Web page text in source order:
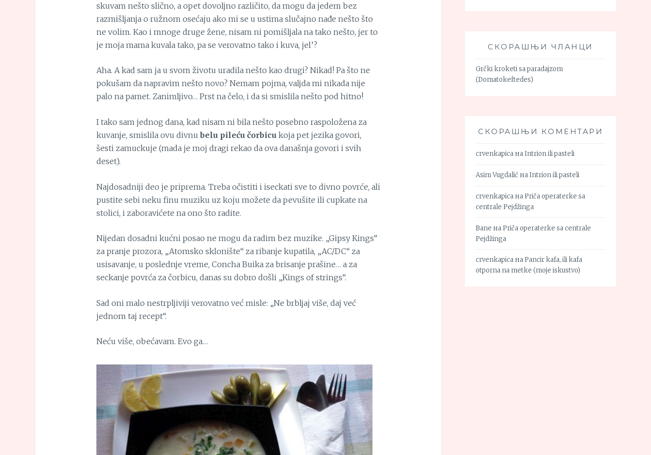
skuvam nešto slično, a opet dovoljno različito, da mogu da jedem bez
razmišljanja o ružnom osećaju ako mi se u ustima slučajno nađe nešto što
ne volim. Kao i mnoge druge žene, nisam ni pomišljala na tako nešto, jer to
je moja mama kuvala tako, pa se verovatno tako i kuva, jel’?
Aha. A kad sam ja u svom životu uradila nešto kao drugi? Nikad! Pa što ne
pokušam da napravim nešto novo? Nemam pojma, valjda mi nikada nije
palo na pamet. Zanimljivo… Prst na čelo, i da si smislila nešto pod hitno!
I tako sam jednog dana, kad nisam ni bila nešto posebno raspoložena za
kuvanje, smislila ovu divnu belu pileću čorbicu koja pet jezika govori,
šesti zamuckuje (mada je moj dragi rekao da ova današnja govori i svih
deset).
Najdosadniji deo je priprema. Treba očistiti i iseckati sve to divno povrće, ali
pustite sebi neku finu muziku uz koju možete da pevušite ili cupkate na
stolici, i zaboravićete na ono što radite.
Nijedan dosadni kućni posao ne mogu da radim bez muzike. „Gipsy Kings“
za pranje prozora, „Atomsko sklonište“ za ribanje kupatila, „AC/DC“ za
usisavanje, u poslednje vreme, Concha Buika za brisanje prašine… a za
seckanje povrća za čorbicu, danas su dobro došli „Kings of strings“.
Sad oni malo nestrpljiviji verovatno već misle: „Ne brbljaj više, daj već
jednom taj recept“.
Neću više, obećavam. Evo ga…
СКОРАШЊИ ЧЛАНЦИ
Grčki kroketi sa paradajzom
(Domatokeftedes)
СКОРАШЊИ КОМЕНТАРИ
crvenkapica наIntrion ili pasteli
Asim Vugdalić наIntrion ili pasteli
crvenkapica наPriča operaterke sa
centrale Pejdžinga
Bane наPriča operaterke sa centrale
Pejdžinga
crvenkapica наPancir kafa, ili kafa
otporna na metke (moje iskustvo)